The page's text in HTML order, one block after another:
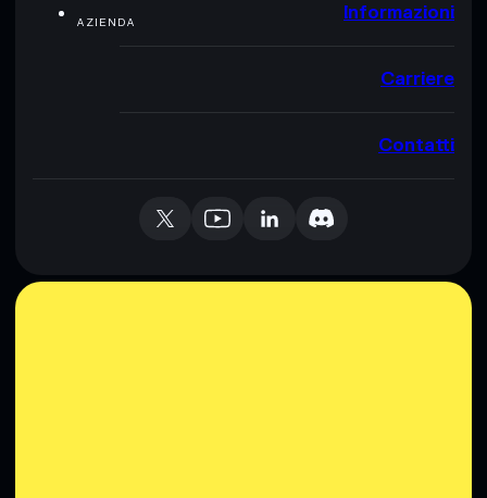
AZIENDA Informazioni
Carriere
Contatti